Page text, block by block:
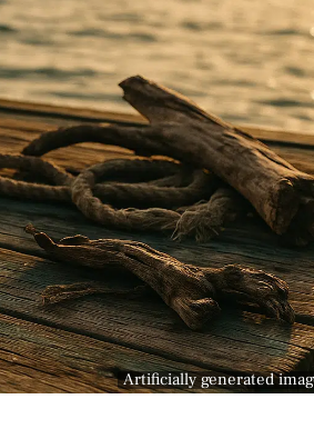
Artificially generated